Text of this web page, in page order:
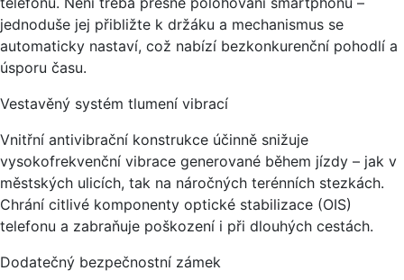
jednoduše jej přibližte k držáku a mechanismus se
automaticky nastaví, což nabízí bezkonkurenční pohodlí a
úsporu času.
Vestavěný systém tlumení vibrací
Vnitřní antivibrační konstrukce účinně snižuje
vysokofrekvenční vibrace generované během jízdy – jak v
městských ulicích, tak na náročných terénních stezkách.
Chrání citlivé komponenty optické stabilizace (OIS)
telefonu a zabraňuje poškození i při dlouhých cestách.
Dodatečný bezpečnostní zámek